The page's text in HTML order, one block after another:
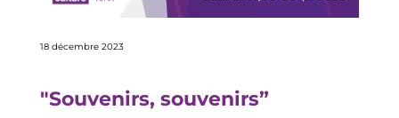
18 décembre 2023
"Souvenirs, souvenirs”